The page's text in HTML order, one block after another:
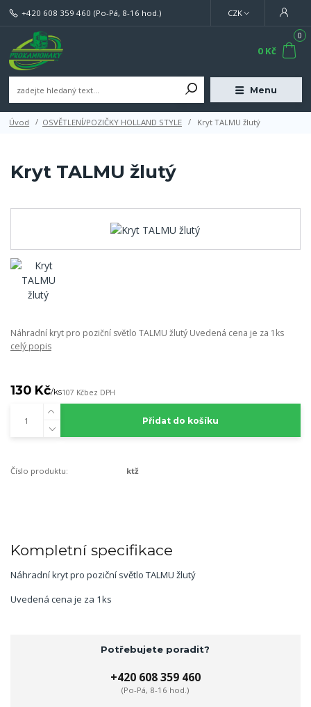
Menu
CZK
+420 608 359 460 (Po-Pá, 8-16 hod.)
0
0 Kč
Úvod OSVĚTLENÍ/POZIČKY HOLLAND STYLE Kryt TALMU žlutý
Kryt TALMU žlutý
Náhradní kryt pro poziční světlo TALMU žlutý Uvedená cena je za 1ks
celý popis
130 Kč/ks107 Kčbez DPH
Přidat do košíku
Číslo produktu: ktž
Kompletní specifikace
Náhradní kryt pro poziční světlo TALMU žlutý
Uvedená cena je za 1ks
Potřebujete poradit?
+420 608 359 460
(Po-Pá, 8-16 hod.)